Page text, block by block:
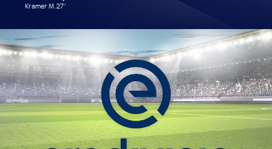
Kramer M. 27'